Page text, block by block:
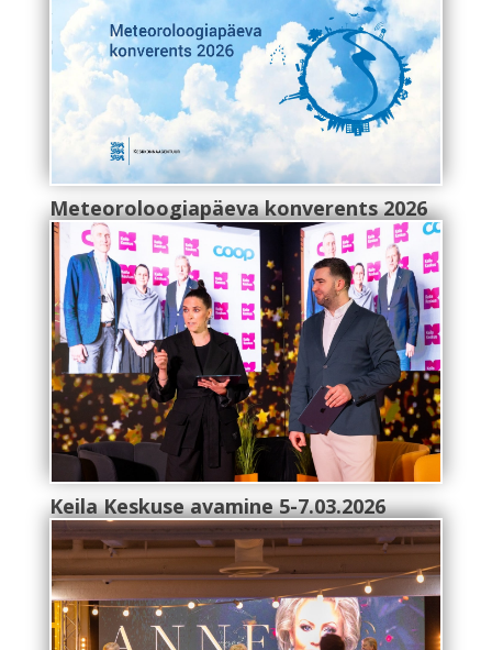
Meteoroloogiapäeva konverents 2026
Keila Keskuse avamine 5-7.03.2026